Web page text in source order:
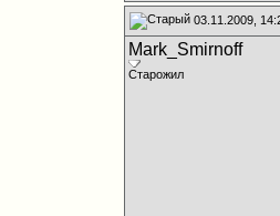
03.11.2009,
Mark_Smirnoff
Старожил